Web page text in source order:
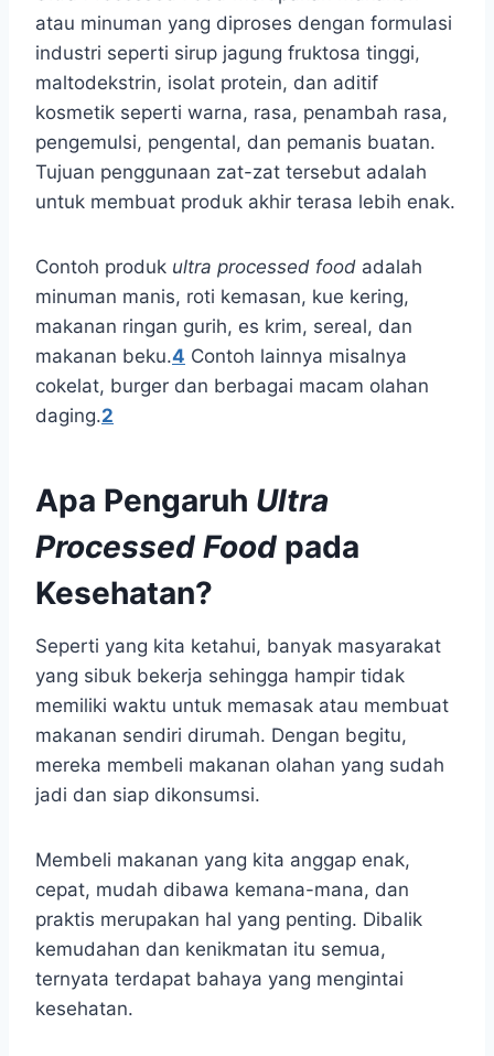
atau minuman yang diproses dengan formulasi
industri seperti sirup jagung fruktosa tinggi,
maltodekstrin, isolat protein, dan aditif
kosmetik seperti warna, rasa, penambah rasa,
pengemulsi, pengental, dan pemanis buatan.
Tujuan penggunaan zat-zat tersebut adalah
untuk membuat produk akhir terasa lebih enak.
Contoh produk ultra processed food adalah
minuman manis, roti kemasan, kue kering,
makanan ringan gurih, es krim, sereal, dan
makanan beku.4 Contoh lainnya misalnya
cokelat, burger dan berbagai macam olahan
daging.2
Apa Pengaruh Ultra
Processed Food pada
Kesehatan?
Seperti yang kita ketahui, banyak masyarakat
yang sibuk bekerja sehingga hampir tidak
memiliki waktu untuk memasak atau membuat
makanan sendiri dirumah. Dengan begitu,
mereka membeli makanan olahan yang sudah
jadi dan siap dikonsumsi.
Membeli makanan yang kita anggap enak,
cepat, mudah dibawa kemana-mana, dan
praktis merupakan hal yang penting. Dibalik
kemudahan dan kenikmatan itu semua,
ternyata terdapat bahaya yang mengintai
kesehatan.